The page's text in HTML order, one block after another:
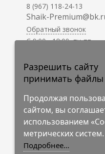
8 (967) 118-24-13
Shaik-
Обратный звонок
C 9:00 - 18:00, пн-пт
круглосуточно.
Разрешить сайту
принимать файлы
Продолжая
сайтом, вы
использованием
метрических систем.
Подробнее...